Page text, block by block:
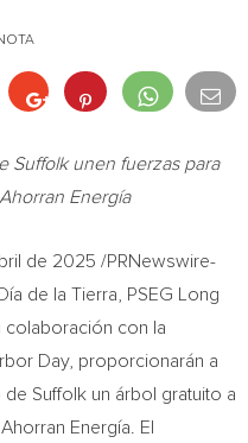
Suffolkunen fuerzas para
Energía
de 2025 /PRNewswire-
de la Tierra, PSEG Long
colaboración con la
Day, proporcionarán a
de Suffolk un árbol gratuito a
Energía. El